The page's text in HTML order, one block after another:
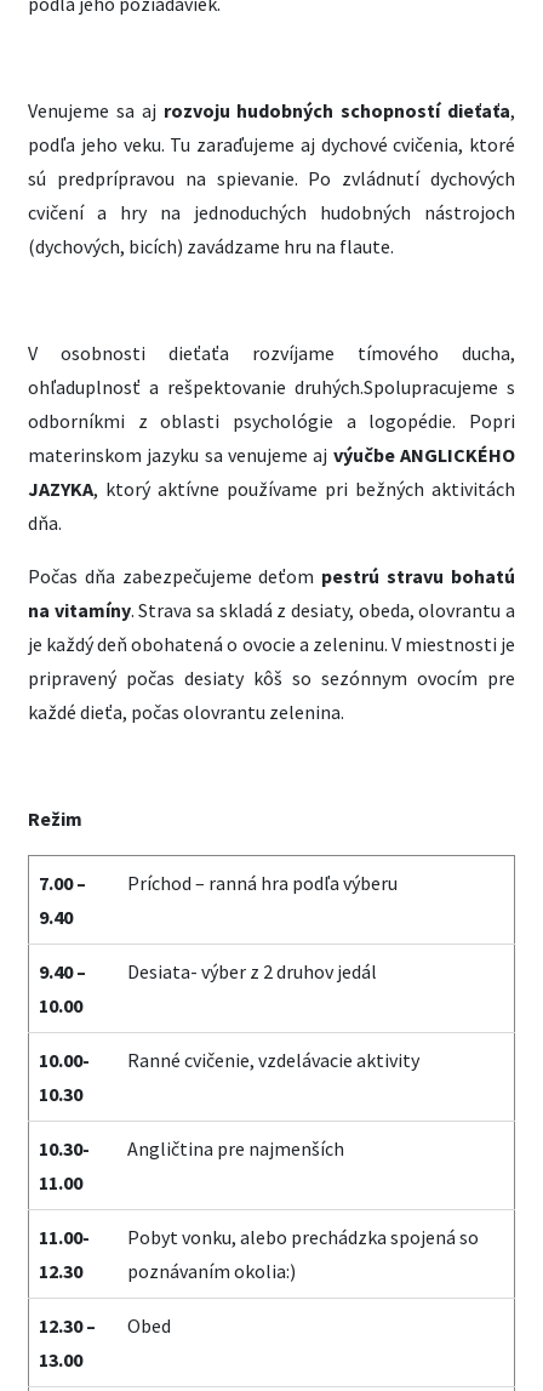
Venujeme sa aj rozvoju hudobných schopností dieťaťa,
podľa jeho veku. Tu zaraďujeme aj dychové cvičenia, ktoré
sú predprípravou na spievanie. Po zvládnutí dychových
cvičení a hry na jednoduchých hudobných nástrojoch
(dychových, bicích) zavádzame hru na flaute.
V osobnosti dieťaťa rozvíjame tímového ducha,
ohľaduplnosť a rešpektovanie druhých.Spolupracujeme s
odborníkmi z oblasti psychológie a logopédie. Popri
materinskom jazyku sa venujeme aj výučbe ANGLICKÉHO
JAZYKA, ktorý aktívne používame pri bežných aktivitách
dňa.
Počas dňa zabezpečujeme deťom pestrú stravu bohatú
na vitamíny. Strava sa skladá z desiaty, obeda, olovrantu a
je každý deň obohatená o ovocie a zeleninu. V miestnosti je
pripravený počas desiaty kôš so sezónnym ovocím pre
každé dieťa, počas olovrantu zelenina.
Režim
7.00 –
9.40
Príchod – ranná hra podľa výberu
9.40 –
10.00
Desiata- výber z 2 druhov jedál
10.00-
10.30
Ranné cvičenie, vzdelávacie aktivity
10.30-
11.00
Angličtina pre najmenších
11.00-
12.30
Pobyt vonku, alebo prechádzka spojená so
poznávaním okolia:)
12.30 –
13.00
Obed